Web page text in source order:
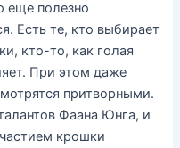
еще полезно
Есть те, кто выбирает
кто-то, как голая
При этом даже
притворными.
Фаана Юнга, и
крошки